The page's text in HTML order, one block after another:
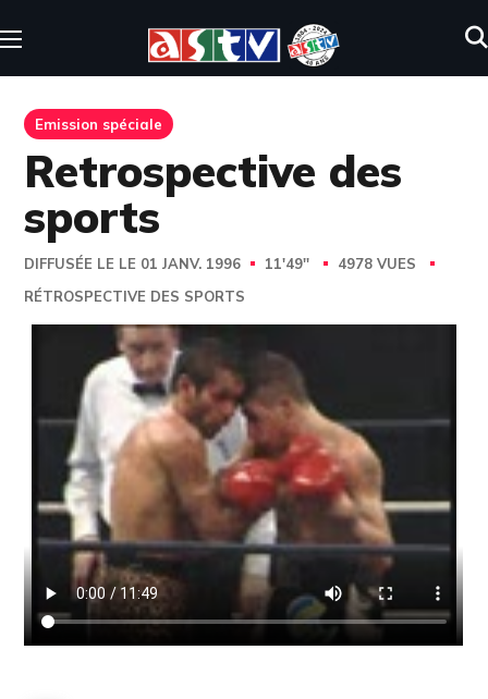
Emission spéciale
Retrospective des
sports
DIFFUSÉE LE LE 01 JANV. 1996 11'49''
4978 VUES
RÉTROSPECTIVE DES SPORTS